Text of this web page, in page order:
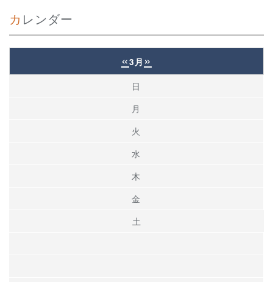
カレンダー
«3月 »
日
月
火
水
木
金
土